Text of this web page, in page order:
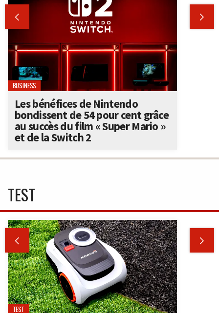
 
BUSINESS
Les bénéfices de Nintendo
bondissent de 54 pour cent grâce
au succès du film « Super Mario »
et de la Switch 2
TEST
 
TEST